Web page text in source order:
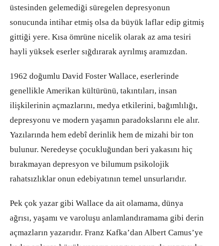
üstesinden gelemediği süregelen depresyonun
sonucunda intihar etmiş olsa da büyük laflar edip gitmiş
gittiği yere. Kısa ömrüne nicelik olarak az ama tesiri
hayli yüksek eserler sığdırarak ayrılmış aramızdan.
1962 doğumlu David Foster Wallace, eserlerinde
genellikle Amerikan kültürünü, takıntıları, insan
ilişkilerinin açmazlarını, medya etkilerini, bağımlılığı,
depresyonu ve modern yaşamın paradokslarını ele alır.
Yazılarında hem edebî derinlik hem de mizahi bir ton
bulunur. Neredeyse çocukluğundan beri yakasını hiç
bırakmayan depresyon ve bilumum psikolojik
rahatsızlıklar onun edebiyatının temel unsurlarıdır.
Pek çok yazar gibi Wallace da ait olamama, dünya
ağrısı, yaşamı ve varoluşu anlamlandıramama gibi derin
açmazların yazarıdır. Franz Kafka’dan Albert Camus’ye